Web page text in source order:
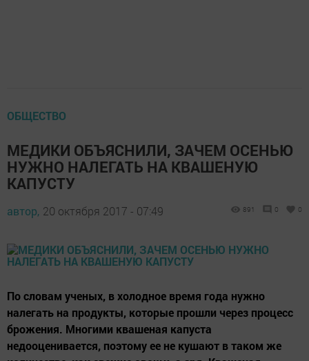
ОБЩЕСТВО
МЕДИКИ ОБЪЯСНИЛИ, ЗАЧЕМ ОСЕНЬЮ
НУЖНО НАЛЕГАТЬ НА КВАШЕНУЮ
КАПУСТУ
автор, 20 октября 2017 - 07:49 891 0 0
По словам ученых, в холодное время года нужно
налегать на продукты, которые прошли через процесс
брожения. Многими квашеная капуста
недооценивается, поэтому ее не кушают в таком же